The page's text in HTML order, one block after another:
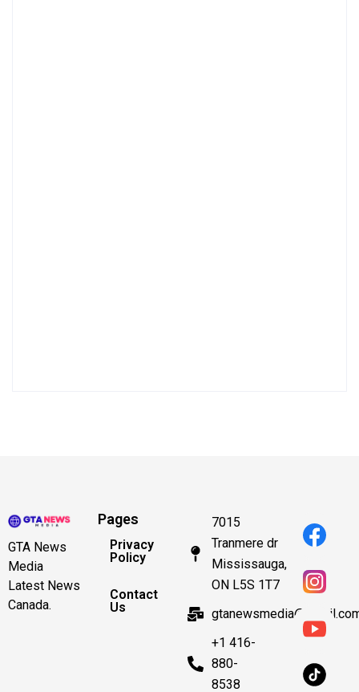
GTA News
Media
Latest News
Canada.
Pages
Privacy
Policy
Contact
Us
7015
Tranmere dr
Mississauga,
ON L5S 1T7
+1 416-
880-
8538